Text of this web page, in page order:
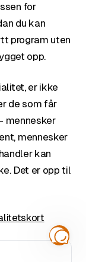
for
du kan
program uten
opp.
er ikke
de som får
mennesker
mennesker
kan
Det er opp til